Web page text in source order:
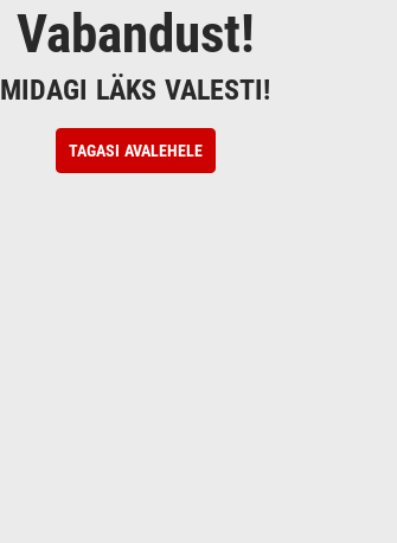
Vabandust!
MIDAGI LÄKS VALESTI!
TAGASI AVALEHELE